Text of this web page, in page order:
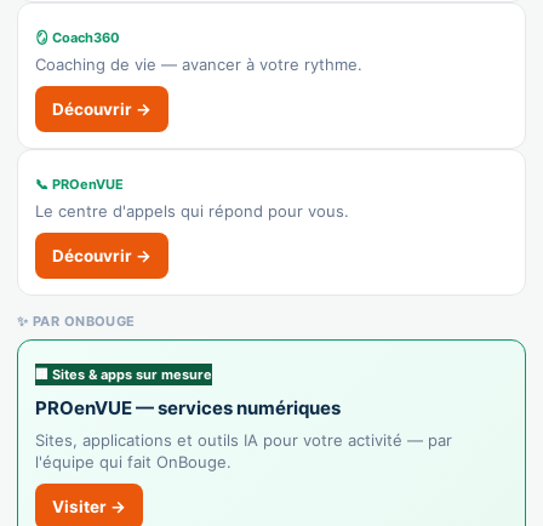
Recensé · non-membre
✓ Vérifié
Librairie
🌐 Voir le site
👉 C'est votre commerce ?
Joaillerie Daras
Recensé · non-membre
Bijouterie
Afficher le n°
🌐 Voir le site
👉 C'est votre commerce ?
🪞 Coach360
Coaching de vie — avancer à votre rythme.
Découvrir →
📞 PROenVUE
Le centre d'appels qui répond pour vous.
Découvrir →
✨ PAR ONBOUGE
🏢 Sites & apps sur mesure
PROenVUE — services numériques
Sites, applications et outils IA pour votre activité — par
l'équipe qui fait OnBouge.
Visiter →